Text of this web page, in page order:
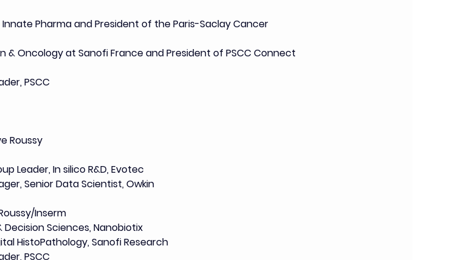
Pharma and President of the Paris-Saclay Cancer
& Oncology at Sanofi France and President of PSCC Connect
PSCC
Roussy
Leader, In silico R&D, Evotec
Senior Data Scientist, Owkin
Inserm
Sciences, Nanobiotix
HistoPathology, Sanofi Research
PSCC